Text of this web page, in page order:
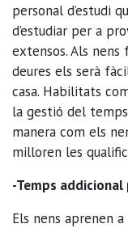
personal d’estudi
d’estudiar per a
extensos. Als
deures els serà
casa. Habilitats
la gestió del
manera com els
milloren les
-Temps
Els nens aprenen